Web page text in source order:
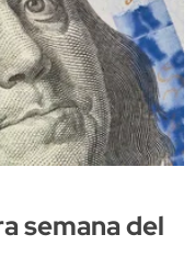
semana del